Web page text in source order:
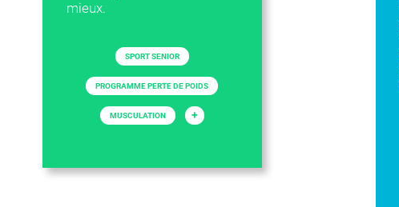
mieux.
SPORT SENIOR
PROGRAMME PERTE DE POIDS
MUSCULATION +